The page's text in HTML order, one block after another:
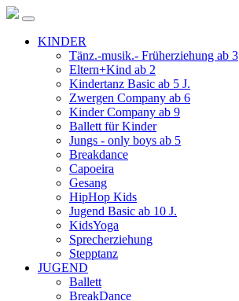
KINDER
Tänz.-musik.- Früherziehung ab 3
Eltern+Kind ab 2
Kindertanz Basic ab 5 J.
Zwergen Company ab 6
Kinder Company ab 9
Ballett für Kinder
Jungs - only boys ab 5
Breakdance
Capoeira
Gesang
HipHop Kids
Jugend Basic ab 10 J.
KidsYoga
Sprecherziehung
Stepptanz
JUGEND
Ballett
BreakDance